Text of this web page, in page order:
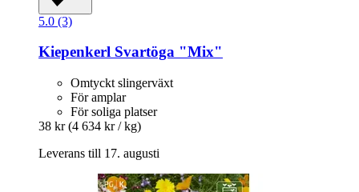
5.0 (3)
Kiepenkerl Svartöga "Mix"
Omtyckt slingerväxt
För amplar
För soliga platser
38 kr (4 634 kr / kg)
Leverans till 17. augusti